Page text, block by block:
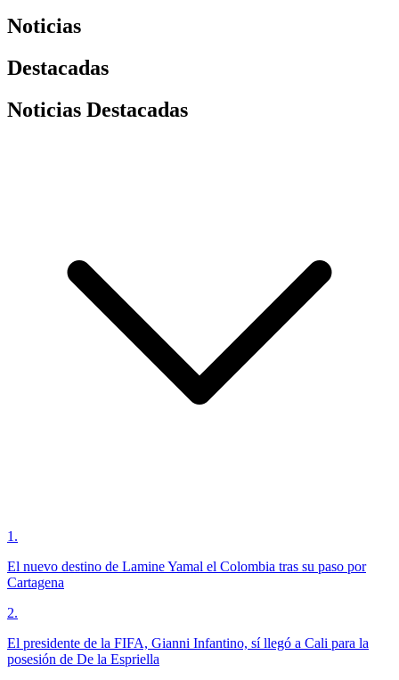
Noticias
Destacadas
Noticias Destacadas
1 .
El nuevo destino de Lamine Yamal el Colombia tras su paso por
Cartagena
2.
El presidente de la FIFA, Gianni Infantino, sí llegó a Cali para la
posesión de De la Espriella